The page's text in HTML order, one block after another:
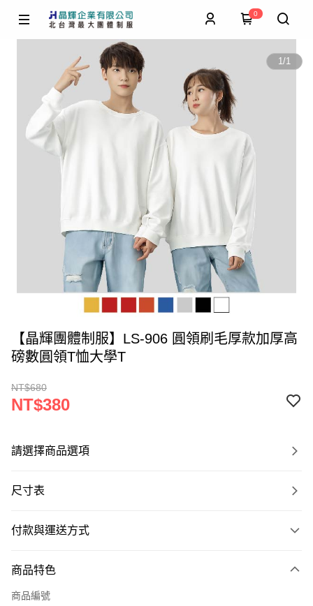
0
1/1
【晶輝團體制服】LS-906 圓領刷毛厚款加厚高
磅數圓領T恤大學T
NT$680
NT$380
請選擇商品選項
尺寸表
付款與運送方式
信用卡一次付款
商品特色
商品編號